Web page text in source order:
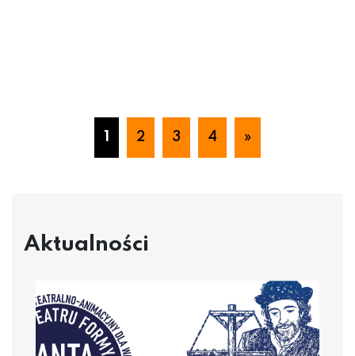
1 2 3 4 »
Aktualności